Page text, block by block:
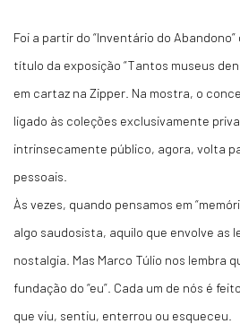
Foi a partir do “Inventário do
título da exposição “Tantos museus
em cartaz na Zipper. Na mostra, o
ligado às coleções exclusivamente
intrinsecamente público, agora, volta
pessoais.
Às vezes, quando pensamos em
algo saudosista, aquilo que envolve as
nostalgia. Mas Marco Túlio nos lembra
fundação do “eu”. Cada um de nós é
que viu, sentiu, enterrou ou esqueceu.